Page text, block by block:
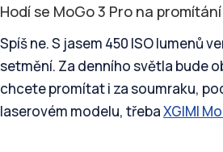
Hodí se MoGo 3 Pro na
Spíš ne. S jasem 450 ISO lumenů
setmění. Za denního světla bude
chcete promítat i za soumraku,
laserovém modelu, třebaXGIMI